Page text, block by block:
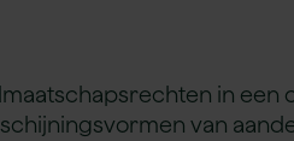
in
van